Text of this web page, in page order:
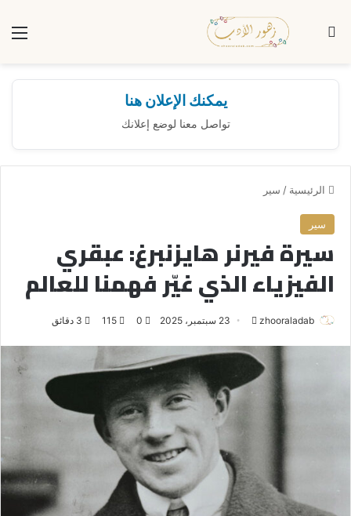
بحث عن
يمكنك الإعلان هنا
تواصل معنا لوضع إعلانك
الرئيسية / سير
سير
سيرة فيرنر هايزنبرغ: عبقري
الفيزياء الذي غيّر فهمنا للعالم
zhooraladab
س
إ
ل
23 سبتمبر، 2025 0
115